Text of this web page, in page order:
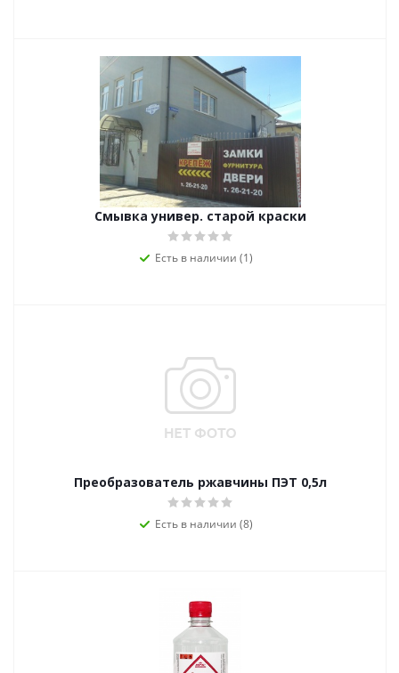
Смывка универ. старой краски
Есть в наличии (1)
Преобразователь ржавчины ПЭТ 0,5л
Есть в наличии (8)